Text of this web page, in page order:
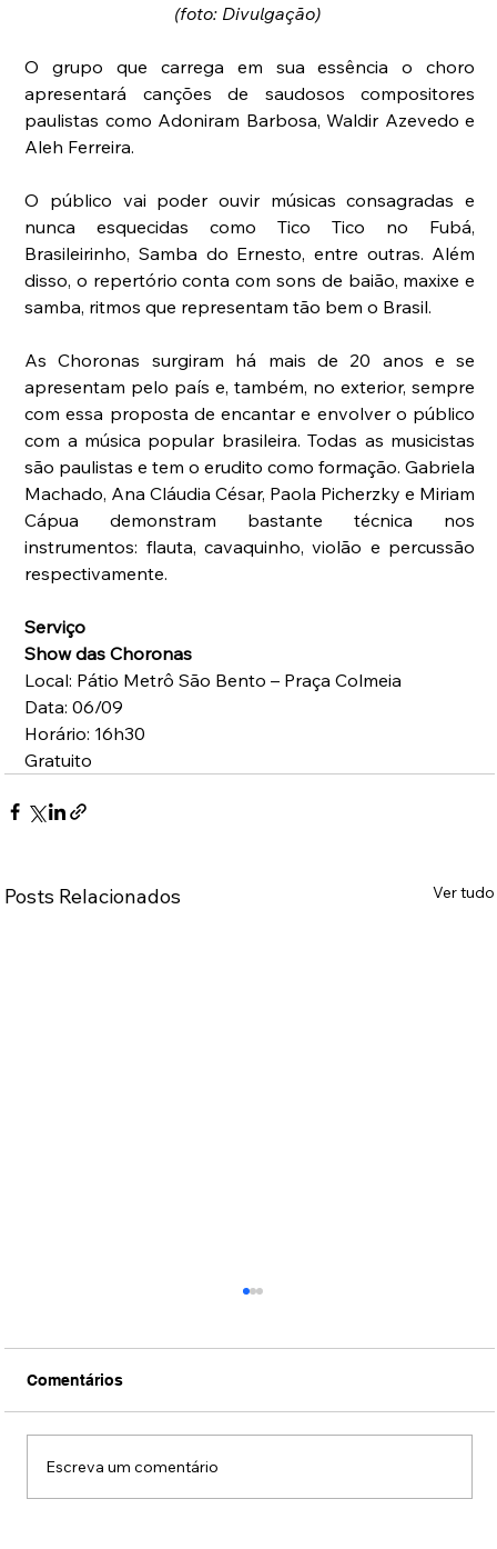
(foto: Divulgação)
O grupo que carrega em sua essência o choro
apresentará canções de saudosos compositores
paulistas como Adoniram Barbosa, Waldir Azevedo e
Aleh Ferreira.
O público vai poder ouvir músicas consagradas e
nunca esquecidas como Tico Tico no Fubá,
Brasileirinho, Samba do Ernesto, entre outras. Além
disso, o repertório conta com sons de baião, maxixe e
samba, ritmos que representam tão bem o Brasil.
As Choronas surgiram há mais de 20 anos e se
apresentam pelo país e, também, no exterior, sempre
com essa proposta de encantar e envolver o público
com a música popular brasileira. Todas as musicistas
são paulistas e tem o erudito como formação. Gabriela
Machado, Ana Cláudia César, Paola Picherzky e Miriam
Cápua demonstram bastante técnica nos
instrumentos: flauta, cavaquinho, violão e percussão
respectivamente.
Serviço
Show das Choronas
Local: Pátio Metrô São Bento – Praça Colmeia
Data: 06/09
Horário: 16h30
Gratuito
Posts Relacionados Ver tudo
Comentários
Escreva um comentário